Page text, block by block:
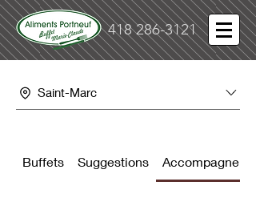
418 286-3121
Saint-Marc
Buffets Suggestions